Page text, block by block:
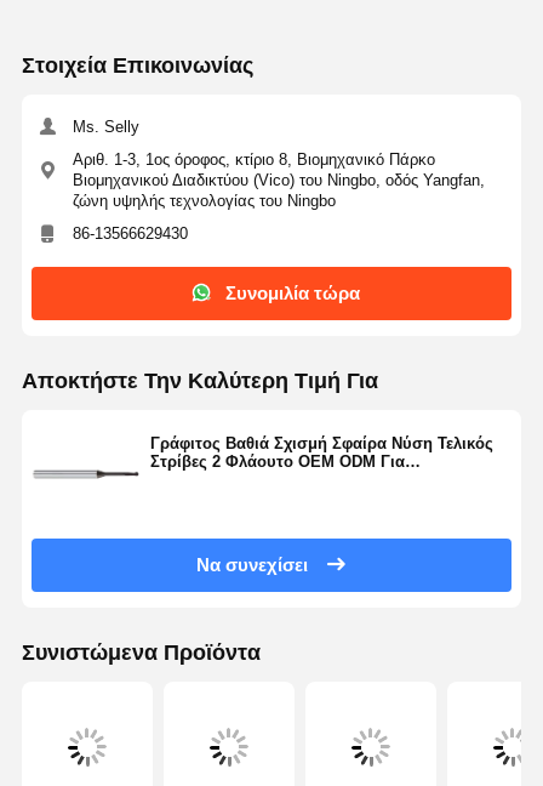
Στοιχεία Επικοινωνίας
Ms. Selly
Αριθ. 1-3, 1ος όροφος, κτίριο 8, Βιομηχανικό Πάρκο
Βιομηχανικού Διαδικτύου (Vico) του Ningbo, οδός Yangfan,
ζώνη υψηλής τεχνολογίας του Ningbo
86-13566629430
Συνομιλία τώρα
Αποκτήστε Την Καλύτερη Τιμή Για
Γράφιτος Βαθιά Σχισμή Σφαίρα Νύση Τελικός
Στρίβες 2 Φλάουτο OEM ODM Για
Να συνεχίσει
Συνιστώμενα Προϊόντα